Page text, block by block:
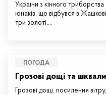
України з кінного
юнаків, що відбувся в
три золоті,…
ПОГОДА
Грозові дощі та
Грозові дощі, посилення